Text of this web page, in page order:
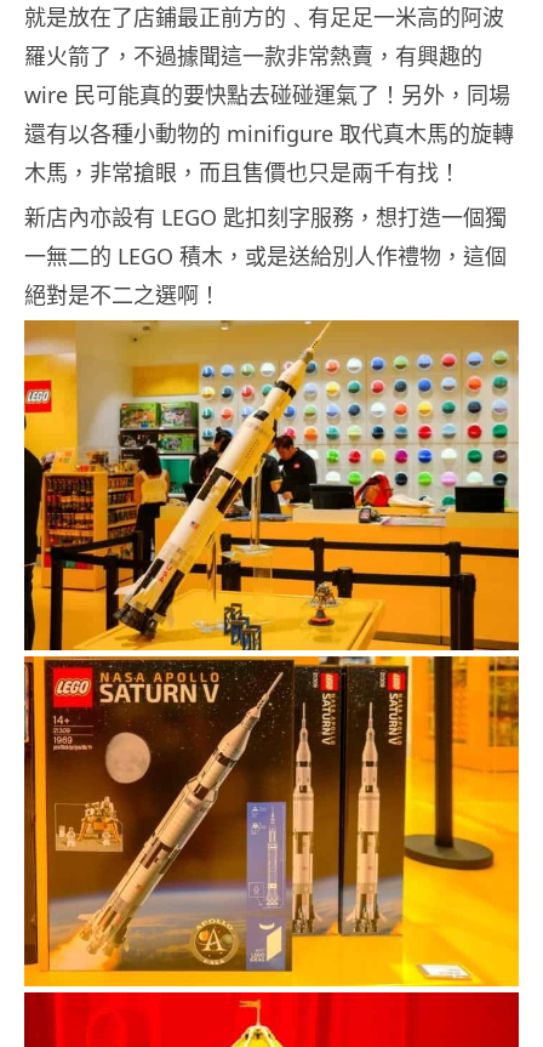
就是放在了店鋪最正前方的﹑有足足一米高的阿波
羅火箭了，不過據聞這一款非常熱賣，有興趣的
wire 民可能真的要快點去碰碰運氣了！另外，同場
還有以各種小動物的 minifigure 取代真木馬的旋轉
木馬，非常搶眼，而且售價也只是兩千有找！
新店內亦設有 LEGO 匙扣刻字服務，想打造一個獨
一無二的 LEGO 積木，或是送給別人作禮物，這個
絕對是不二之選啊！